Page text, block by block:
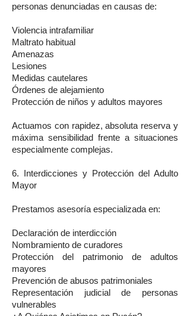
personas denunciadas en causas de:
Violencia intrafamiliar
Maltrato habitual
Amenazas
Lesiones
Medidas cautelares
Órdenes de alejamiento
Protección de niños y adultos mayores
Actuamos con rapidez, absoluta reserva y
máxima sensibilidad frente a situaciones
especialmente complejas.
6. Interdicciones y Protección del Adulto
Mayor
Prestamos asesoría especializada en:
Declaración de interdicción
Nombramiento de curadores
Protección del patrimonio de adultos
mayores
Prevención de abusos patrimoniales
Representación judicial de personas
vulnerables